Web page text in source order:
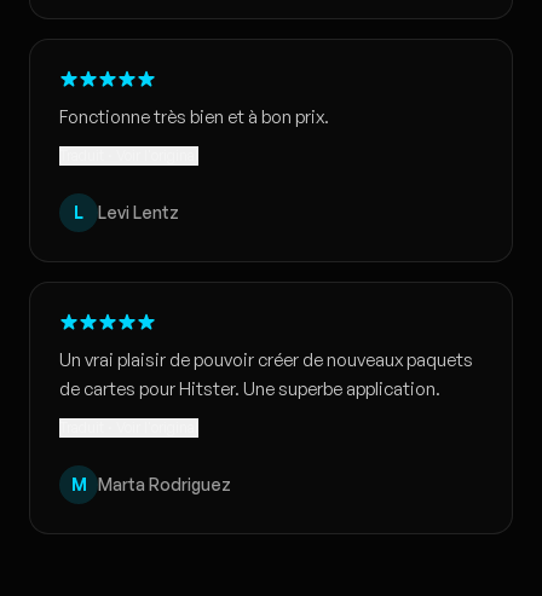
Fonctionne très bien et à bon prix.
L Levi Lentz
Un vrai plaisir de pouvoir créer de nouveaux paquets
de cartes pour Hitster. Une superbe application.
M Marta Rodriguez